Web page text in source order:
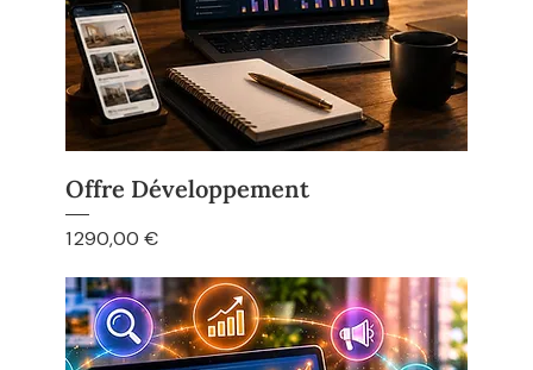
Offre Développement
Prix
1 290,00 €